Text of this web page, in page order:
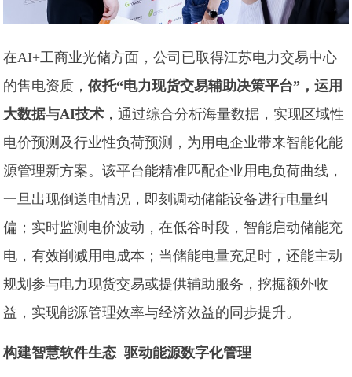
在AI+工商业光储方面，公司已取得江苏电力交易中心
的售电资质，依托“电力现货交易辅助决策平台”，运用
大数据与AI技术 ，通过综合分析海量数据，实现区域性
电价预测及行业性负荷预测，为用电企业带来智能化能
源管理新方案。该平台能精准匹配企业用电负荷曲线，
一旦出现倒送电情况，即刻调动储能设备进行电量纠
偏；实时监测电价波动，在低谷时段，智能启动储能充
电，有效削减用电成本；当储能电量充足时，还能主动
规划参与电力现货交易或提供辅助服务，挖掘额外收
益，实现能源管理效率与经济效益的同步提升。
构建智慧软件生态驱动能源数字化管理